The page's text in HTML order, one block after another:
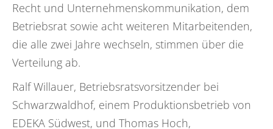
Recht und Unternehmenskommunikation, dem
Betriebsrat sowie acht weiteren Mitarbeitenden,
die alle zwei Jahre wechseln, stimmen über die
Verteilung ab.
Ralf Willauer, Betriebsratsvorsitzender bei
Schwarzwaldhof, einem Produktionsbetrieb von
EDEKA Südwest, und Thomas Hoch,